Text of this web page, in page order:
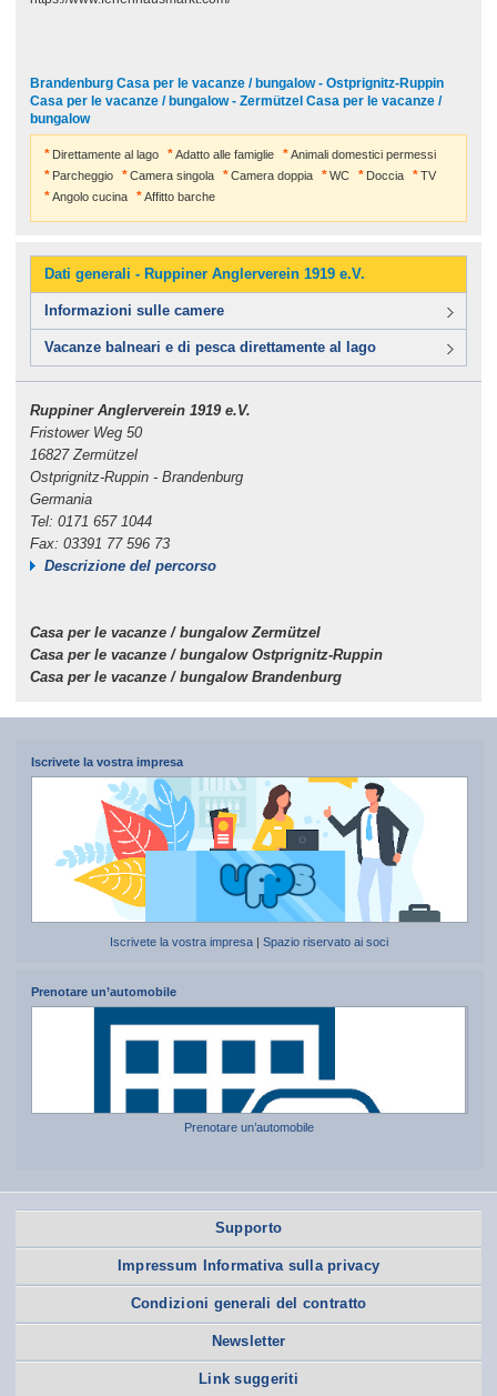
Brandenburg Casa per le vacanze / bungalow - Ostprignitz-Ruppin
Casa per le vacanze / bungalow - Zermützel Casa per le vacanze /
bungalow
Direttamente al lago Adatto alle famiglie
Animali domestici permessi
Parcheggio
Camera singola Camera doppia WC Doccia
TV
Angolo cucina
Affitto barche
Dati generali - Ruppiner Anglerverein 1919 e.V.
Informazioni sulle camere
Vacanze balneari e di pesca direttamente al lago
Ruppiner Anglerverein 1919 e.V.
Fristower Weg 50
16827 Zermützel
Ostprignitz-Ruppin - Brandenburg
Germania
Tel: 0171 657 1044
Fax: 03391 77 596 73
Descrizione del percorso
Casa per le vacanze / bungalow Zermützel
Casa per le vacanze / bungalow Ostprignitz-Ruppin
Casa per le vacanze / bungalow Brandenburg
Iscrivete la vostra impresa
Iscrivete la vostra impresa |Spazio riservato ai soci
Prenotare un’automobile
Prenotare un’automobile
Supporto
Impressum Informativa sulla privacy
Condizioni generali del contratto
Newsletter
Link suggeriti